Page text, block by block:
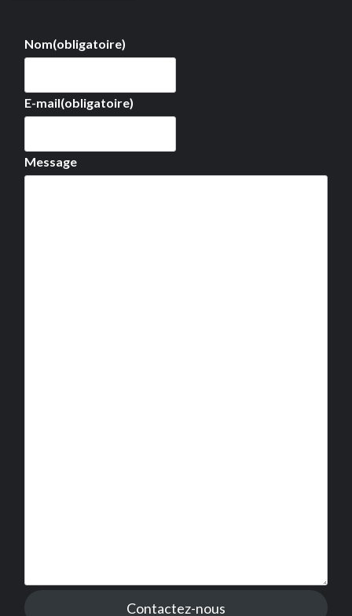
Nom(obligatoire)
E-mail(obligatoire)
Message
Contactez-nous